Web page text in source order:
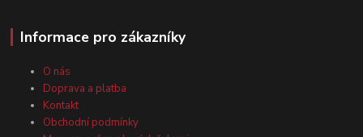
Informace pro zákazníky
O nás
Doprava a platba
Kontakt
Obchodní podmínky